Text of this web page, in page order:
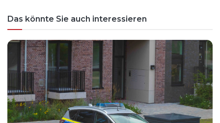
Das könnte Sie auch interessieren